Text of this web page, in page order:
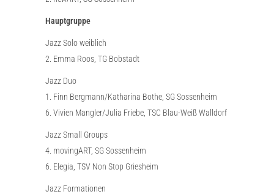
Hauptgruppe
Jazz Solo weiblich
2. Emma Roos, TG Bobstadt
Jazz Duo
1. Finn Bergmann/Katharina Bothe, SG Sossenheim
6. Vivien Mangler/Julia Friebe, TSC Blau-Weiß Walldorf
Jazz Small Groups
4. movingART, SG Sossenheim
6. Elegia, TSV Non Stop Griesheim
Jazz Formationen